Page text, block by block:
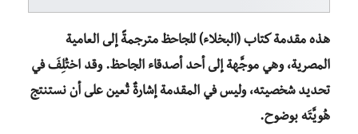
هذه مقدمة كتاب (البخلاء) للجاحظ مترجمةً إلى العامية
المصرية، وهي موجَّهة إلى أحد أصدقاء الجاحظ. وقد اختُلِفَ في
تحديد شخصيته، وليس في المقدمة إشارةٌ تُعين على أن نستنتج
هُويَّتَه بوضوح.